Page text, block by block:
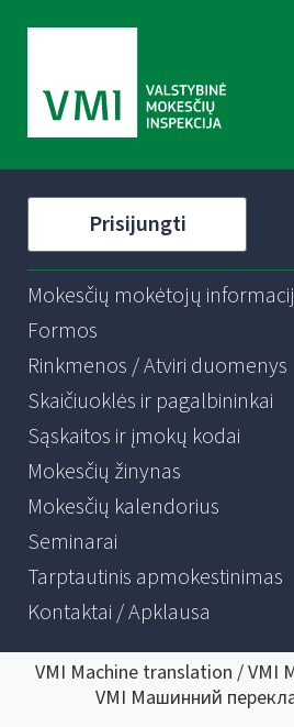
Prisijungti
Mokesčių mokėtojų
Formos
Rinkmenos / Atviri duomenys
Skaičiuoklės ir pagalbininkai
Sąskaitos ir įmokų kodai
Mokesčių žinynas
Mokesčių kalendorius
Seminarai
Tarptautinis apmokestinimas
Kontaktai / Apklausa
VMI Machine translation /
VMI Машинний